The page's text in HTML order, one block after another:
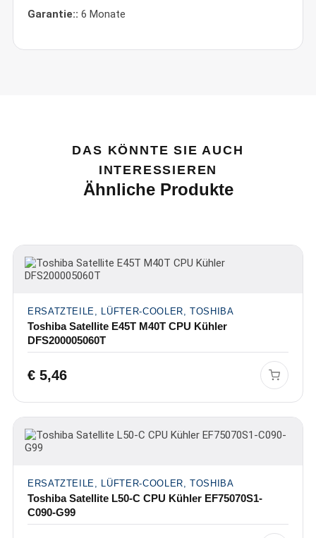
Garantie:: 6 Monate
DAS KÖNNTE SIE AUCH
INTERESSIEREN
Ähnliche Produkte
ERSATZTEILE, LÜFTER-COOLER, TOSHIBA
Toshiba Satellite E45T M40T CPU Kühler
DFS200005060T
€5,46
ERSATZTEILE, LÜFTER-COOLER, TOSHIBA
Toshiba Satellite L50-C CPU Kühler EF75070S1-
C090-G99